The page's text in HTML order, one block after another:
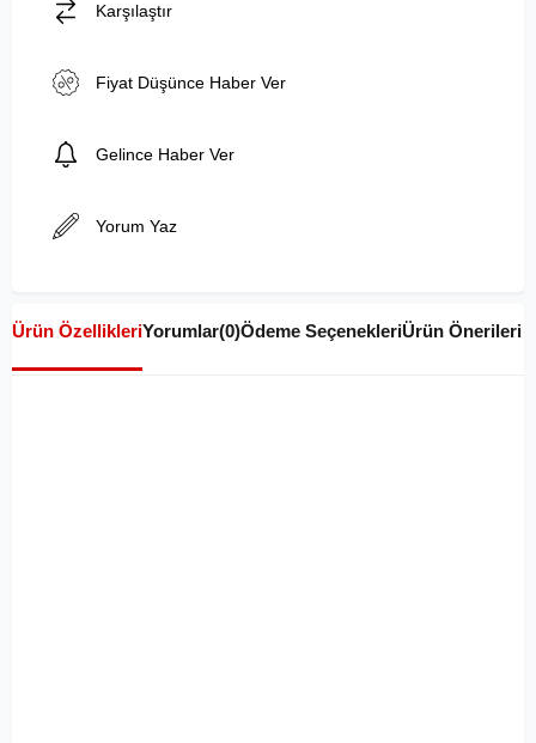
Karşılaştır
Fiyat Düşünce Haber Ver
Gelince Haber Ver
Yorum Yaz
Ürün ÖzellikleriYorumlar(0)Ödeme SeçenekleriÜrün Önerileri